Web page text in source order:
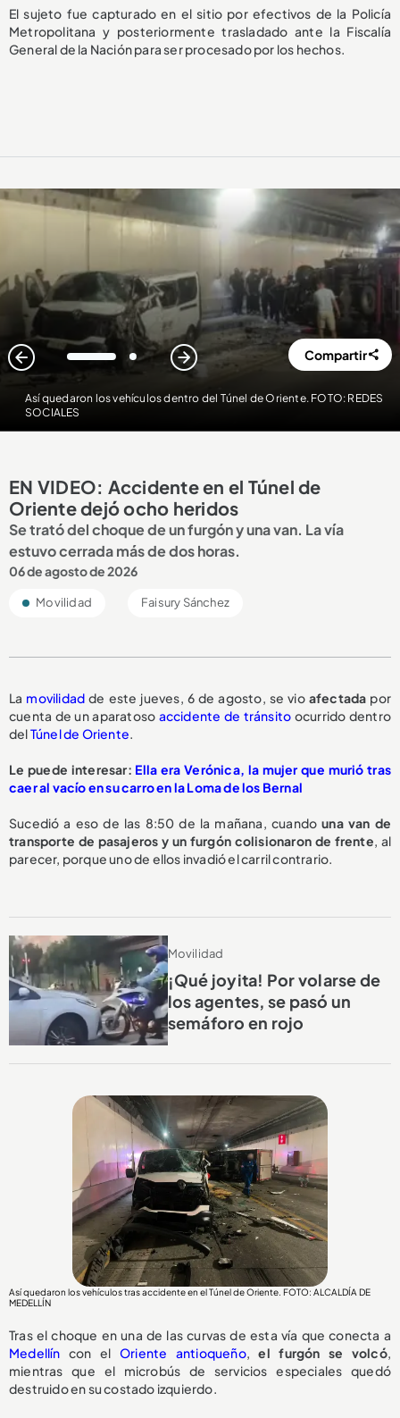
El sujeto fue capturado en el sitio por efectivos de la Policía
Metropolitana y posteriormente trasladado ante la Fiscalía
General de la Nación para ser procesado por los hechos.
Así quedaron los vehículos dentro del Túnel de Oriente. FOTO: REDES
SOCIALES
1 2 Compartir
EN VIDEO: Accidente en el Túnel de
Oriente dejó ocho heridos
Se trató del choque de un furgón y una van. La vía
estuvo cerrada más de dos horas.
06 de agosto de 2026
Movilidad Faisury Sánchez
La movilidad de este jueves, 6 de agosto, se vioafectada por
cuenta de un aparatoso accidente de tránsito ocurrido dentro
delTúnel de Oriente.
Le puede interesar: Ella era Verónica, la mujer que murió tras
caer al vacío en su carro en la Loma de los Bernal
Sucedió a eso de las 8:50 de la mañana, cuandouna van de
transporte de pasajeros y un furgón colisionaron de frente, al
parecer, porque uno de ellos invadió el carril contrario.
Movilidad
¡Qué joyita! Por volarse de
los agentes, se pasó un
semáforo en rojo
Así quedaron los vehículos tras accidente en el Túnel de Oriente. FOTO: ALCALDÍA DE
MEDELLÍN
Tras el choque en una de las curvas de esta vía que conecta a
Medellín con el Oriente antioqueño,el furgón se volcó,
mientras que el microbús de servicios especiales quedó
destruido en su costado izquierdo.